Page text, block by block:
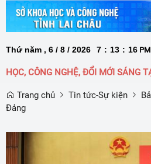
Thứ năm , 6 / 8 / 2026 7 : 13 : 17 PM
NGHỆ, ĐỔI MỚI SÁNG TẠO VÀ
Trang chủ Tin tức-Sự kiện
Đảng